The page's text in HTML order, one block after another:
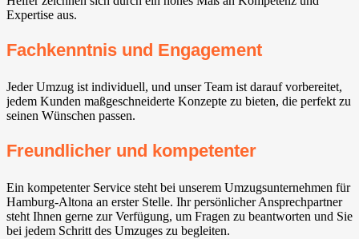
Expertise aus.
Fachkenntnis und Engagement
Jeder Umzug ist individuell, und unser Team ist darauf vorbereitet,
jedem Kunden maßgeschneiderte Konzepte zu bieten, die perfekt zu
seinen Wünschen passen.
Freundlicher und kompetenter
Ein kompetenter Service steht bei unserem Umzugsunternehmen für
Hamburg-Altona an erster Stelle. Ihr persönlicher Ansprechpartner
steht Ihnen gerne zur Verfügung, um Fragen zu beantworten und Sie
bei jedem Schritt des Umzuges zu begleiten.